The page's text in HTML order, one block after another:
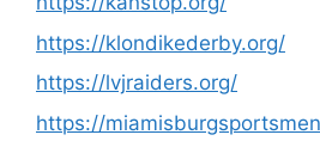
https://klondikederby.org/
https://lvjraiders.org/
https://